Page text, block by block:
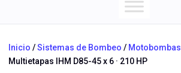
Inicio /Sistemas de Bombeo / Motobombas
Multietapas IHM D85-45 x 6 · 210 HP